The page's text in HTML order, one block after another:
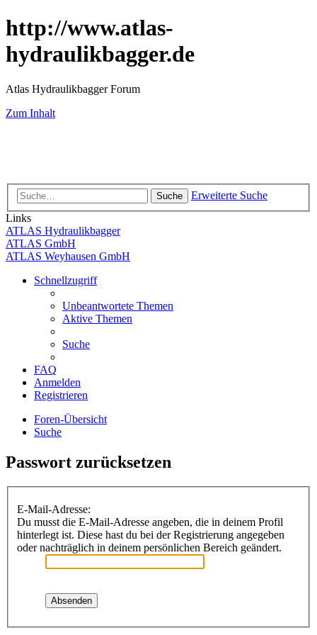
http://www.atlas-
hydraulikbagger.de
Atlas Hydraulikbagger Forum
Zum Inhalt
Suche
Erweiterte Suche
Links
ATLAS Hydraulikbagger
ATLAS GmbH
ATLAS Weyhausen GmbH
Schnellzugriff
Unbeantwortete Themen
Aktive Themen
Suche
FAQ
Anmelden
Registrieren
Foren-Übersicht
Suche
Passwort zurücksetzen
E-Mail-Adresse:
Du musst die E-Mail-Adresse angeben, die in deinem Profil
hinterlegt ist. Diese hast du bei der Registrierung angegeben
oder nachträglich in deinem persönlichen Bereich geändert.